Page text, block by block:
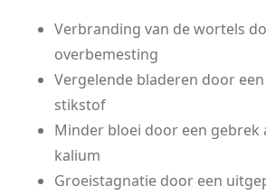
Verbranding van de wortels
overbemesting
Vergelende bladeren door
stikstof
Minder bloei door een
kalium
Groeistagnatie door een